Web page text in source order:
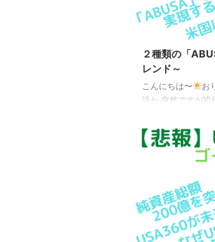
ドの ...
２種類の「
レンド～
こんにちは〜 お
語か 突然ですが皆
「BRICS」（また
などのようにトレ
「BRICS」と言え
（Russia）、イ
フリカ（South
「FANG」と言え
...